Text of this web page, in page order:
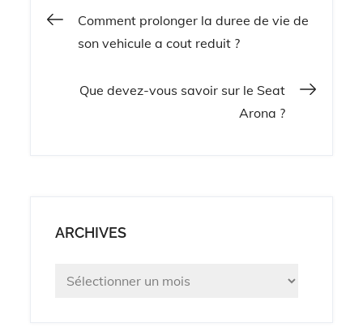
Navigation
Comment prolonger la duree de vie de
son vehicule a cout reduit ?
Que devez-vous savoir sur le Seat
Arona ?
ARCHIVES
Archives